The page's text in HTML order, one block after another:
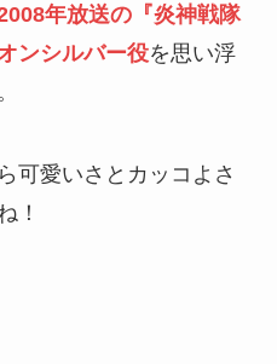
年放送の『炎神戦隊
ンシルバー役を思い浮
可愛いさとカッコよさ
！